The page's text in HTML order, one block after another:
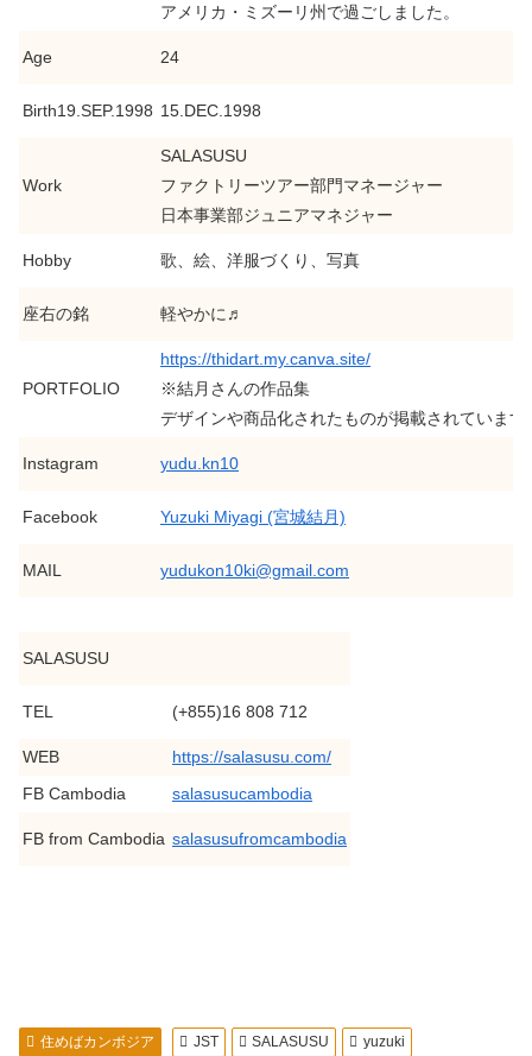
アメリカ・ミズーリ州で過ごしました。
Age 24
Birth19.SEP.1998 15.DEC.1998
Work
SALASUSU
ファクトリーツアー部門マネージャー
日本事業部ジュニアマネジャー
Hobby 歌、絵、洋服づくり、写真
座右の銘 軽やかに♬
PORTFOLIO
https://thidart.my.canva.site/
※結月さんの作品集
デザインや商品化されたものが掲載されています
Instagram yudu.kn10
Facebook Yuzuki Miyagi (宮城結月)
MAIL yudukon10ki@gmail.com
SALASUSU
TEL (+855)16 808 712
WEB
https://salasusu.com/
FB Cambodia
salasusucambodia
FB from Cambodia salasusufromcambodia
住めばカンボジア JST SALASUSU
yuzuki